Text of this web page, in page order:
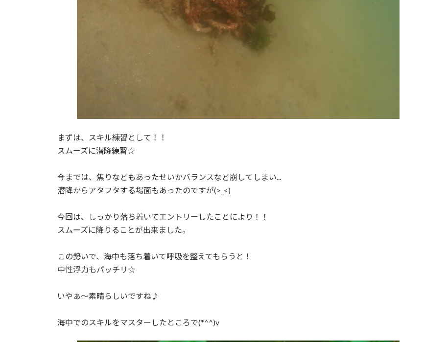
まずは、スキル練習として！！
スムーズに潜降練習☆
今までは、焦りなどもあったせいかバランスなど崩してしまい...
潜降からアタフタする場面もあったのですが(>_<)
今回は、しっかり落ち着いてエントリーしたことにより！！
スムーズに降りることが出来ました。
この勢いで、海中も落ち着いて呼吸を整えてもらうと！
中性浮力もバッチリ☆
いやぁ～素晴らしいですね♪
海中でのスキルをマスターしたところで(*^^)v